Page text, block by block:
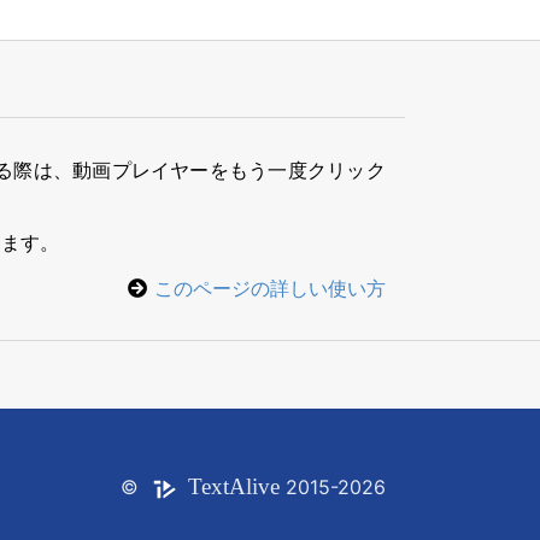
は、動画プレイヤーをもう一度クリック
す。
このページの詳しい使い方
© TextAlive2015-2026